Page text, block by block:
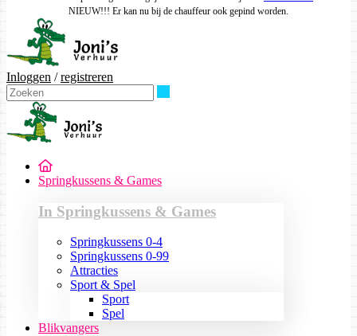
NIEUW!!! Er kan nu bij de chauffeur ook gepind worden.
Inloggen /registreren
Springkussens & Games
In Springkussens & Games
Springkussens 0-4
Springkussens 0-99
Attracties
Sport & Spel
Sport
Spel
Blikvangers